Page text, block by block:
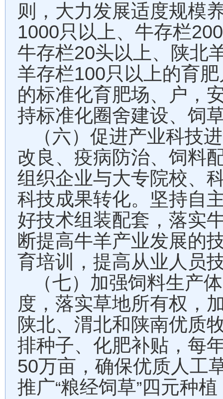
则，大力发展适度规模
1000只以上、牛存栏200
牛存栏20头以上、陕北
羊存栏100只以上的育
的标准化育肥场、户，
持标准化圈舍建设、饲
（六）促进产业科技
改良、疫病防治、饲料
组织企业与大专院校、
科技成果转化。坚持自
好技术组装配套，落实
断提高牛羊产业发展的
育培训，提高从业人员
（七）加强饲料生产
度，落实草地所有权，
陕北、渭北和陕南优质
排种子、化肥补贴，每
50万亩，确保优质人工
推广“粮经饲草” 四元种